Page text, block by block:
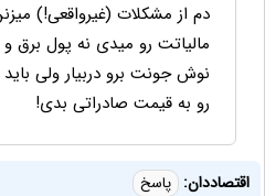
دم از مشکلات (غیرواقعی!)
مالیاتت رو میدی نه پول برق
نوش جونت برو دربیار ولی
رو به قیمت صادراتی بدی!
اقتصاددان: پاسخ